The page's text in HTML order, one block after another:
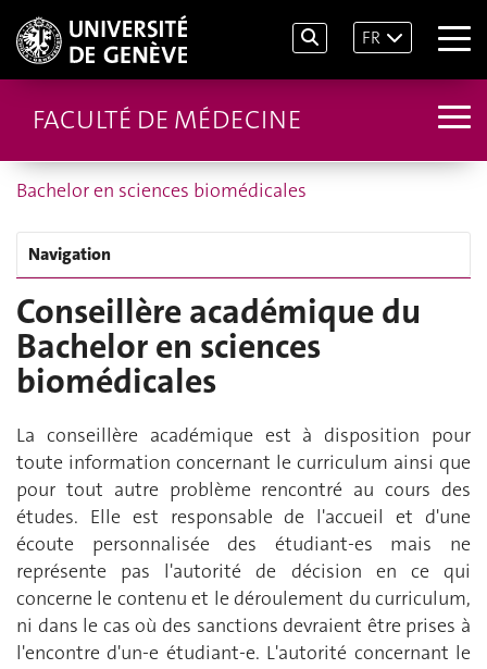
FR
FACULTÉ DE MÉDECINE
Bachelor en sciences biomédicales
Navigation
Conseillère académique du
Bachelor en sciences
biomédicales
La conseillère académique est à disposition pour
toute information concernant le curriculum ainsi que
pour tout autre problème rencontré au cours des
études. Elle est responsable de l'accueil et d'une
écoute personnalisée des étudiant-es mais ne
représente pas l'autorité de décision en ce qui
concerne le contenu et le déroulement du curriculum,
ni dans le cas où des sanctions devraient être prises à
l'encontre d'un-e étudiant-e. L'autorité concernant le